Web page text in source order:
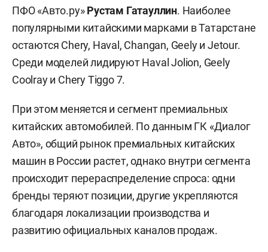
ПФО «Авто.ру»Рустам Гатауллин. Наиболее
популярными китайскими марками в Татарстане
остаются Chery, Haval, Changan, Geely и Jetour.
Среди моделей лидируют Haval Jolion, Geely
Coolray и Chery Tiggo 7.
При этом меняется и сегмент премиальных
китайских автомобилей. По данным ГК «Диалог
Авто», общий рынок премиальных китайских
машин в России растет, однако внутри сегмента
происходит перераспределение спроса: одни
бренды теряют позиции, другие укрепляются
благодаря локализации производства и
развитию официальных каналов продаж.